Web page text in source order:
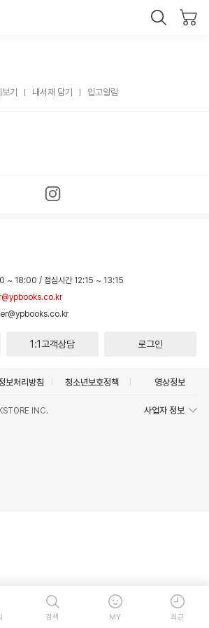
기 내서재 담기 입고알림
~ 18:00 / 점심시간 12:15 ~ 13:15
1:1고객상담 로그인
보처리방침 청소년보호정책 영상정보
INC. 사업자 정보
검색 MY 최근